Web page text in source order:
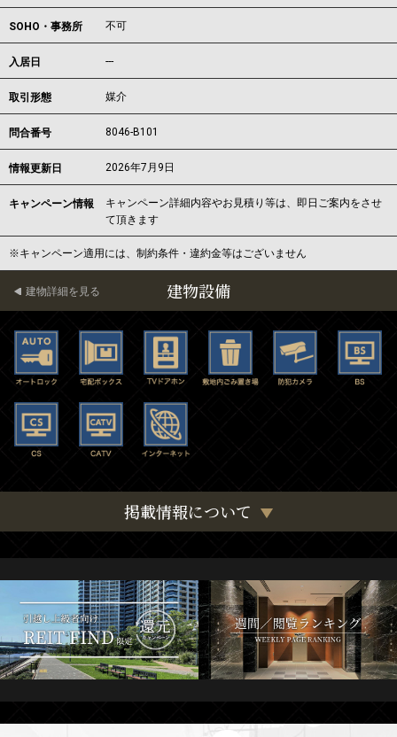
SOHO・事務所 不可
入居日 ---
取引形態 媒介
問合番号 8046-B101
情報更新日 2026年7月9日
キャンペーン情報
キャンペーン詳細内容やお見積り等は、即日ご案内をさせ
て頂きます
※キャンペーン適用には、制約条件・違約金等はございません
建物設備
建物詳細を見る
掲載情報について